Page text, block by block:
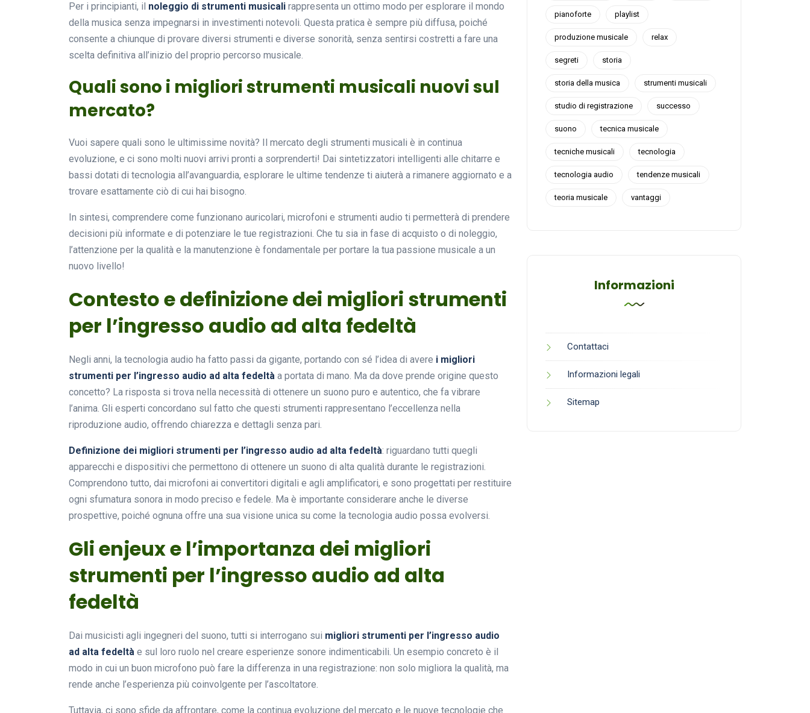
Per i principianti, il noleggio di strumenti musicali rappresenta un ottimo modo per esplorare il mondo
della musica senza impegnarsi in investimenti notevoli. Questa pratica è sempre più diffusa, poiché
consente a chiunque di provare diversi strumenti e diverse sonorità, senza sentirsi costretti a fare una
scelta definitiva all’inizio del proprio percorso musicale.
Quali sono i migliori strumenti musicali nuovi sul
mercato?
Vuoi sapere quali sono le ultimissime novità? Il mercato degli strumenti musicali è in continua
evoluzione, e ci sono molti nuovi arrivi pronti a sorprenderti! Dai sintetizzatori intelligenti alle chitarre e
bassi dotati di tecnologia all’avanguardia, esplorare le ultime tendenze ti aiuterà a rimanere aggiornato e a
trovare esattamente ciò di cui hai bisogno.
In sintesi, comprendere come funzionano auricolari, microfoni e strumenti audio ti permetterà di prendere
decisioni più informate e di potenziare le tue registrazioni. Che tu sia in fase di acquisto o di noleggio,
l’attenzione per la qualità e la manutenzione è fondamentale per portare la tua passione musicale a un
nuovo livello!
Contesto e definizione dei migliori strumenti
per l’ingresso audio ad alta fedeltà
Negli anni, la tecnologia audio ha fatto passi da gigante, portando con sé l’idea di avere i migliori
strumenti per l’ingresso audio ad alta fedeltà a portata di mano. Ma da dove prende origine questo
concetto? La risposta si trova nella necessità di ottenere un suono puro e autentico, che fa vibrare
l’anima. Gli esperti concordano sul fatto che questi strumenti rappresentano l’eccellenza nella
riproduzione audio, offrendo chiarezza e dettagli senza pari.
Definizione dei migliori strumenti per l’ingresso audio ad alta fedeltà: riguardano tutti quegli
apparecchi e dispositivi che permettono di ottenere un suono di alta qualità durante le registrazioni.
Comprendono tutto, dai microfoni ai convertitori digitali e agli amplificatori, e sono progettati per restituire
ogni sfumatura sonora in modo preciso e fedele. Ma è importante considerare anche le diverse
prospettive, poiché ognuna offre una sua visione unica su come la tecnologia audio possa evolversi.
Gli enjeux e l’importanza dei migliori
strumenti per l’ingresso audio ad alta
fedeltà
Dai musicisti agli ingegneri del suono, tutti si interrogano sui migliori strumenti per l’ingresso audio
ad alta fedeltà e sul loro ruolo nel creare esperienze sonore indimenticabili. Un esempio concreto è il
modo in cui un buon microfono può fare la differenza in una registrazione: non solo migliora la qualità, ma
rende anche l’esperienza più coinvolgente per l’ascoltatore.
Tuttavia, ci sono sfide da affrontare, come la continua evoluzione del mercato e le nuove tecnologie che
pianoforte playlist
produzione musicale relax
segreti storia
storia della musica strumenti musicali
studio di registrazione successo
suono tecnica musicale
tecniche musicali tecnologia
tecnologia audio tendenze musicali
teoria musicale vantaggi
Informazioni
Contattaci
Informazioni legali
Sitemap